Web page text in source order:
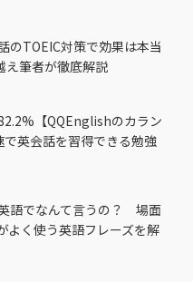
のTOEIC対策で効果は本当
え筆者が徹底解説
【QQEnglishのカラン
で英会話を習得できる勉強
英語でなんて言うの？ 場面
よく使う英語フレーズを解